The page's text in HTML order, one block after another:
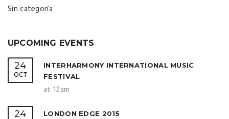
Sin categoría
UPCOMING EVENTS
24
OCT
INTERHARMONY INTERNATIONAL MUSIC
FESTIVAL
at 12am
24 LONDON EDGE 2015